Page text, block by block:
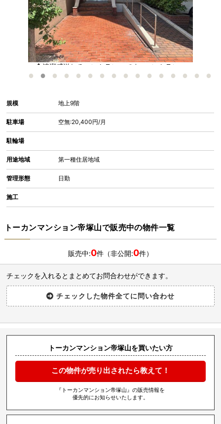
◆清潔感溢れるエントランスです♪ エントランス
規模 地上9階
駐車場 空無:20,400円/月
駐輪場
用途地域 第一種住居地域
管理形態 日勤
施工
トーカンマンション帝塚山で販売中の物件一覧
販売中:0件（非公開:0件）
チェックを入れるとまとめてお問合わせができます。
トーカンマンション帝塚山を買いたい方
この物件が売り出されたら教えて！
『トーカンマンション帝塚山』の販売情報を
優先的にお知らせいたします。